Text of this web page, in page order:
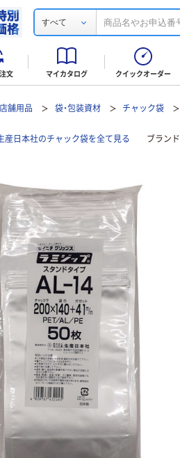
すべて
文 マイカタログ クイックオーダー
舗用品 袋・包装資材 チャック袋
産日本社のチャック袋を全て見る ブランド